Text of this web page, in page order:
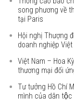
song phương về
tại Paris
Hội nghị Thượng
doanh nghiệp
Việt Nam – Hoa
thương mại đối
Tư tưởng Hồ Chí
mình của dân tộc